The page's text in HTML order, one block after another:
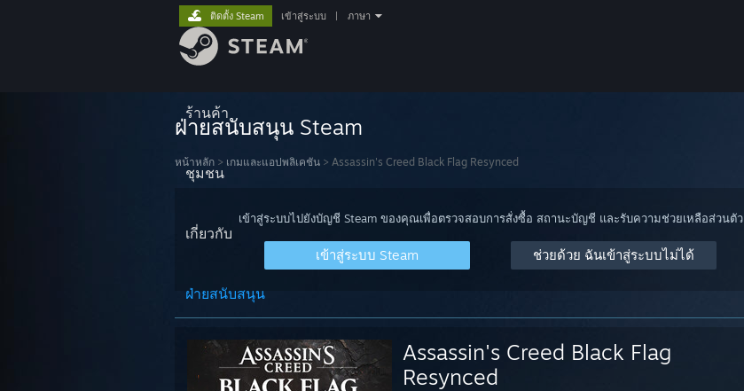
ร้านค้า
ชุมชน
เกี่ยวกับ
ฝ่ายสนับสนุน
ติดตั้ง Steam เข้าสู่ระบบ ภาษา
ฝ่ายสนับสนุน Steam
หน้าหลัก > เกมและแอปพลิเคชัน > Assassin's Creed Black Flag Resynced
เข้าสู่ระบบไปยังบัญชี Steam ของคุณเพื่อตรวจสอบการสั่งซื้อ สถานะบัญชี และรับความช่วยเหลือส่วนตัว
เข้าสู่ระบบ Steam ช่วยด้วย ฉันเข้าสู่ระบบไม่ได้
Assassin's Creed Black Flag
Resynced